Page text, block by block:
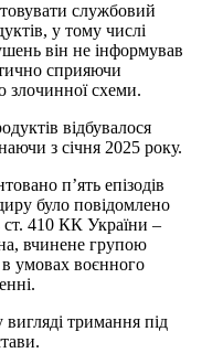
службовий
у тому числі
він не інформував
сприяючи
схеми.
відбувалося
з січня 2025 року.
було повідомлено
ст. 410 КК України –
вчинене групою
умовах воєнного
тримання під